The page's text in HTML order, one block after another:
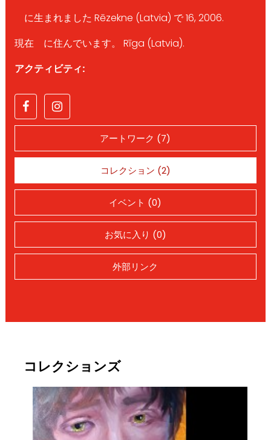
に生まれました Rēzekne (Latvia) で 16, 2006.
現在 に住んでいます。 Rīga (Latvia).
アクティビティ:
アートワーク (7)
コレクション (2)
イベント (0)
お気に入り (0)
外部リンク
コレクションズ